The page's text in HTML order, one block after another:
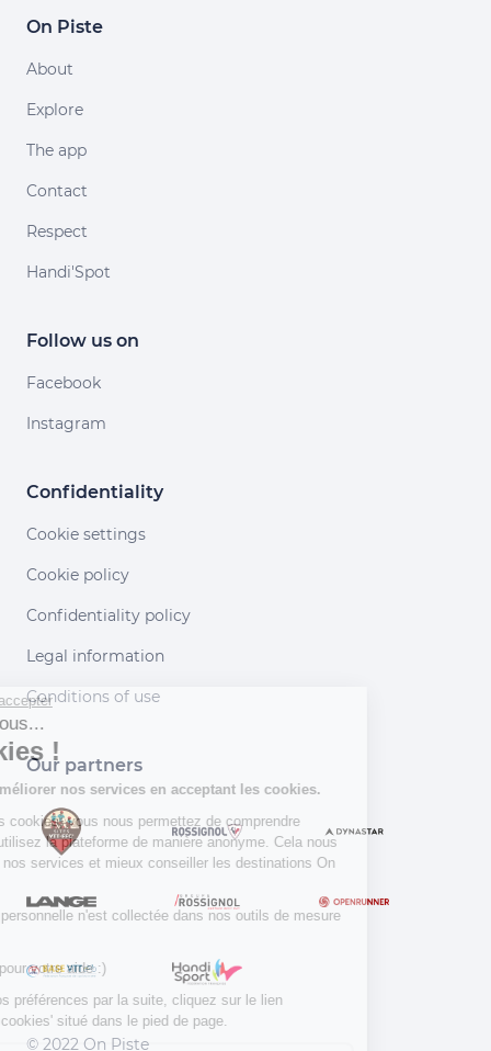
On Piste
About
Explore
The app
Contact
Respect
Handi'Spot
Follow us on
Facebook
Instagram
Confidentiality
Cookie settings
Cookie policy
Confidentiality policy
Legal information
Conditions of use
Our partners
© 2022 On Piste
Continuer sans accepter
Salut c'est nous...
les Cookies !
Aidez-nous à améliorer nos services en acceptant les cookies.
En acceptant les cookies, vous nous permettez de comprendre
comment vous utilisez la plateforme de manière anonyme. Cela nous
aide à améliorer nos services et mieux conseiller les destinations On
Aucune donnée personnelle n'est collectée dans nos outils de mesure
Merci d’avance pour votre aide :)
Pour modifier vos préférences par la suite, cliquez sur le lien
'Préférences de cookies' situé dans le pied de page.